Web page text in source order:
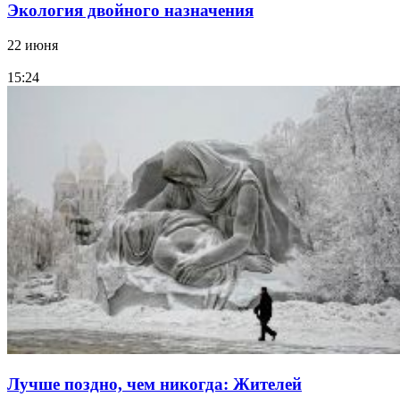
Экология двойного назначения
22 июня
15:24
Лучше поздно, чем никогда: Жителей